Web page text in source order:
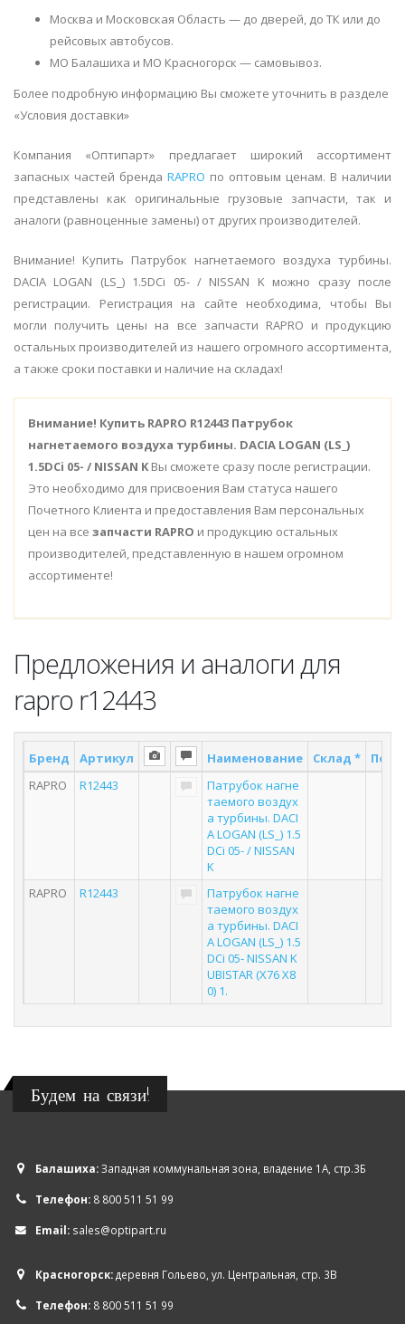
Москва и Московская Область — до дверей, до ТК или до
рейсовых автобусов.
МО Балашиха и МО Красногорск — самовывоз.
Более подробную информацию Вы сможете уточнить в разделе
«Условия доставки»
Компания «Оптипарт» предлагает широкий ассортимент
запасных частей бренда RAPRO по оптовым ценам. В наличии
представлены как оригинальные грузовые запчасти, так и
аналоги (равноценные замены) от других производителей.
Внимание! Купить Патрубок нагнетаемого воздуха турбины.
DACIA LOGAN (LS_) 1.5DCi 05- / NISSAN K можно сразу после
регистрации. Регистрация на сайте необходима, чтобы Вы
могли получить цены на все запчасти RAPRO и продукцию
остальных производителей из нашего огромного ассортимента,
а также сроки поставки и наличие на складах!
Внимание! Купить RAPRO R12443 Патрубок
нагнетаемого воздуха турбины. DACIA LOGAN (LS_)
1.5DCi 05- / NISSAN K Вы сможете сразу после регистрации.
Это необходимо для присвоения Вам статуса нашего
Почетного Клиента и предоставления Вам персональных
цен на все запчасти RAPRO и продукцию остальных
производителей, представленную в нашем огромном
ассортименте!
Предложения и аналоги для
rapro r12443
Бренд Артикул Наименование Склад *
RAPRO
R12443
Патрубок нагне
таемого воздух
а турбины. DACI
A LOGAN (LS_) 1.5
DCi 05- / NISSAN
K
RAPRO R12443
Патрубок нагне
таемого воздух
а турбины. DACI
A LOGAN (LS_) 1.5
DCi 05- NISSAN K
UBISTAR (X76 X8
0) 1.
Будем на связи!
Балашиха:Западная коммунальная зона, владение 1А, стр.3Б
Телефон: 8 800 511 51 99
Email: sales@optipart.ru
Красногорск:деревня Гольево, ул. Центральная, стр. 3В
Телефон: 8 800 511 51 99